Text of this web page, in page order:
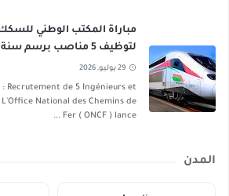
لتوظيف 5 مناصب برسم سنة 2026
29 يوليو, 2026
: Recrutement de 5 Ingénieurs et
National des Chemins de
Fer ( ONCF ) lance ...
المدن